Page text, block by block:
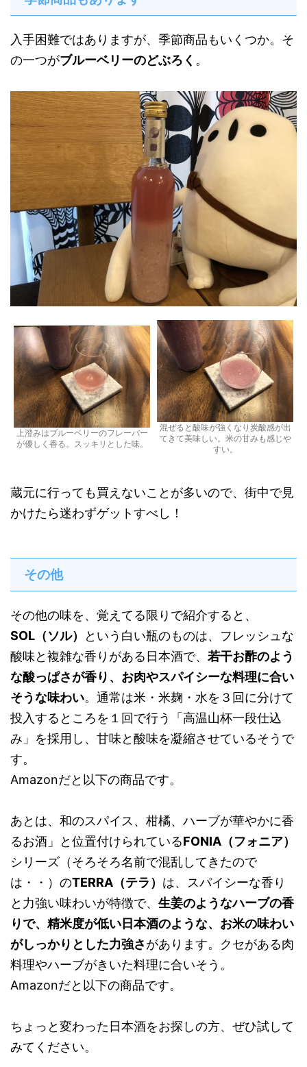
入手困難ではありますが、季節商品もいくつか。そ
の一つがブルーベリーのどぶろく 。
上澄みはブルーベリーのフレーバー
が優しく香る。スッキリとした味。
混ぜると酸味が強くなり炭酸感が出
てきて美味しい。米の甘みも感じや
すい。
蔵元に行っても買えないことが多いので、街中で見
かけたら迷わずゲットすべし！
その他
その他の味を、覚えてる限りで紹介すると、
SOL（ソル）
という白い瓶のものは、フレッシュな
酸味と複雑な香りがある日本酒で、 若干お酢のよう
な酸っぱさが香り、お肉やスパイシーな料理に合い
そうな味わい。通常は米・米麹・水を３回に分けて
投入するところを１回で行う「高温山杯一段仕込
み」を採用し、甘味と酸味を凝縮させているそうで
す。
Amazonだと以下の商品です。
あとは、和のスパイス、柑橘、ハーブが華やかに香
るお酒」と位置付けられているFONIA（フォニア）
シリーズ（そろそろ名前で混乱してきたので
は・・）のTERRA（テラ） は、スパイシーな香り
と力強い味わいが特徴で、 生姜のようなハーブの香
りで、精米度が低い日本酒のような、お米の味わい
がしっかりとした力強さがあります。クセがある肉
料理やハーブがきいた料理に合いそう。
Amazonだと以下の商品です。
ちょっと変わった日本酒をお探しの方、ぜひ試して
みてください。